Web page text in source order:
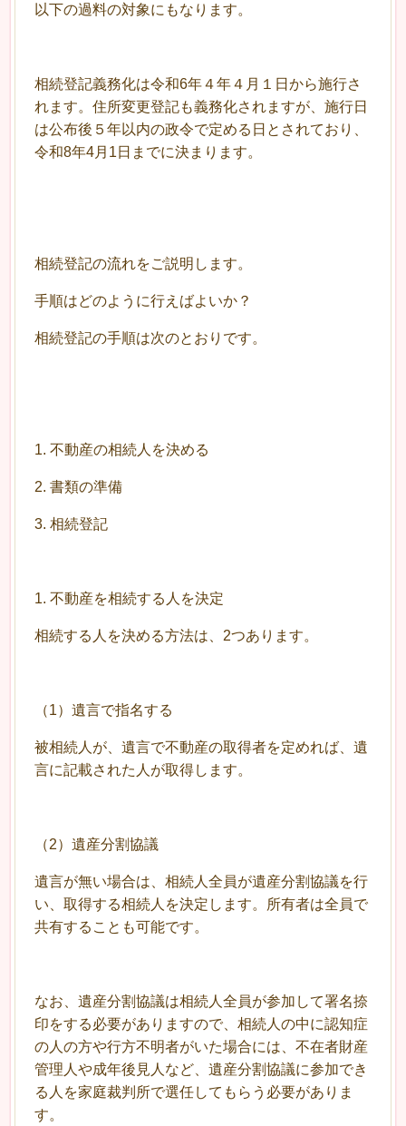
以下の過料の対象にもなります。
相続登記義務化は令和6年４年４月１日から施行さ
れます。住所変更登記も義務化されますが、施行日
は公布後５年以内の政令で定める日とされており、
令和8年4月1日までに決まります。
相続登記の流れをご説明します。
手順はどのように行えばよいか？
相続登記の手順は次のとおりです。
1. 不動産の相続人を決める
2. 書類の準備
3. 相続登記
1. 不動産を相続する人を決定
相続する人を決める方法は、2つあります。
（1）遺言で指名する
被相続人が、遺言で不動産の取得者を定めれば、遺
言に記載された人が取得します。
（2）遺産分割協議
遺言が無い場合は、相続人全員が遺産分割協議を行
い、取得する相続人を決定します。所有者は全員で
共有することも可能です。
なお、遺産分割協議は相続人全員が参加して署名捺
印をする必要がありますので、相続人の中に認知症
の人の方や行方不明者がいた場合には、不在者財産
管理人や成年後見人など、遺産分割協議に参加でき
る人を家庭裁判所で選任してもらう必要がありま
す。